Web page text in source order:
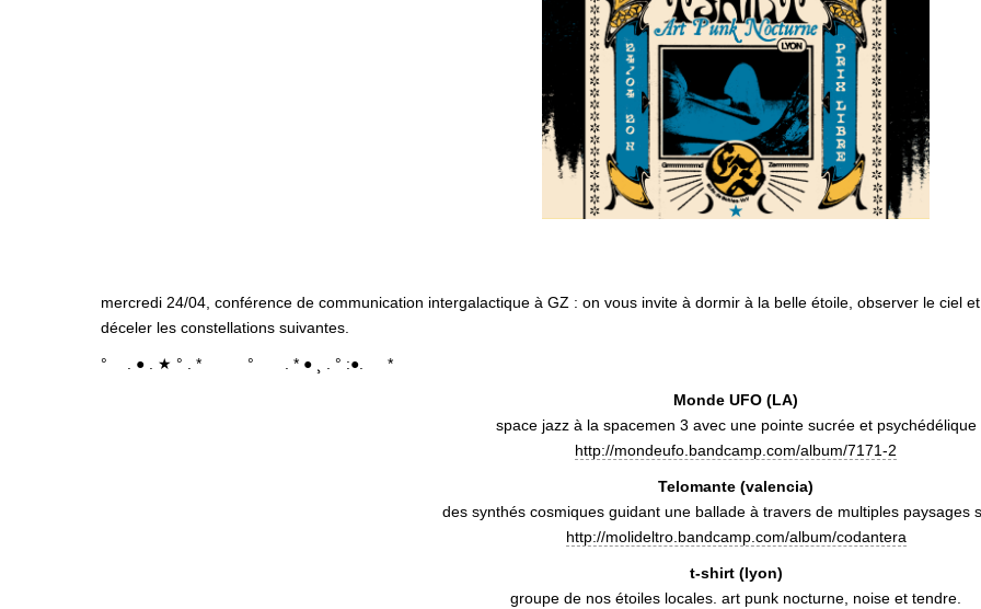
mercredi 24/04, conférence de communication intergalactique à GZ : on vous invite à dormir à la belle étoile, observer le ciel
déceler les constellations suivantes.
° . ● . ★ ° . * ° . * ● ¸ . ° :●. *
Monde UFO (LA)
space jazz à la spacemen 3 avec une pointe sucrée et psychédélique
http://mondeufo.bandcamp.com/album/7171-2
Telomante (valencia)
des synthés cosmiques guidant une ballade à travers de multiples paysages
http://molideltro.bandcamp.com/album/codantera
t-shirt (lyon)
groupe de nos étoiles locales. art punk nocturne, noise et tendre.